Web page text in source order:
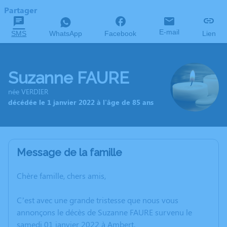
Partager
SMS WhatsApp Facebook E-mail Lien
Suzanne FAURE
née VERDIER
décédée le 1 janvier 2022 à l'âge de 85 ans
Message de la famille
Chère famille, chers amis,
C’est avec une grande tristesse que nous vous
annonçons le décès de Suzanne FAURE survenu le
samedi 01 janvier 2022 à Ambert.